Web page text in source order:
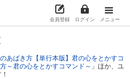
会員登録 ログイン メニュー
あばき方【単行本版】君の心をとかすコ
～君の心をとかすコマンド～ 」ほか、ユ